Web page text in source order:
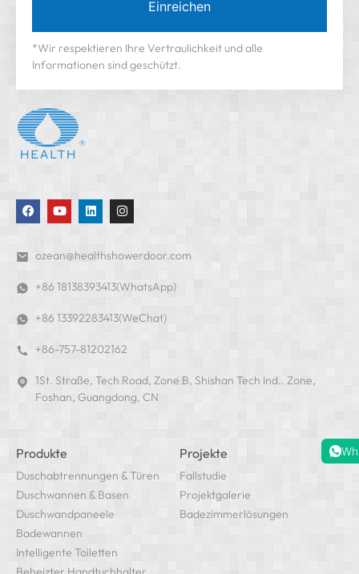
Einreichen
*Wir respektieren Ihre Vertraulichkeit und alle
Informationen sind geschützt.
ozean@healthshowerdoor.com
+86 18138393413(WhatsApp)
+86 13392283413(WeChat)
+86-757-81202162
1St. Straße, Tech Road, Zone B, Shishan Tech Ind.. Zone,
Foshan, Guangdong, CN
Produkte
Duschabtrennungen & Türen
Duschwannen & Basen
Duschwandpaneele
Badewannen
Intelligente Toiletten
Projekte
Fallstudie
Projektgalerie
Badezimmerlösungen